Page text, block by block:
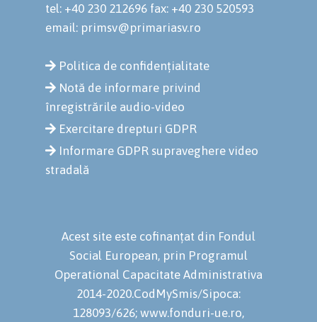
tel: +40 230 212696 fax: +40 230 520593
email: primsv@primariasv.ro
Politica de confidențialitate
Notă de informare privind
înregistrările audio-video
Exercitare drepturi GDPR
Informare GDPR supraveghere video
stradală
Acest site este cofinanțat din Fondul
Social European, prin Programul
Operational Capacitate Administrativa
2014-2020.CodMySmis/Sipoca:
128093/626; www.fonduri-ue.ro,